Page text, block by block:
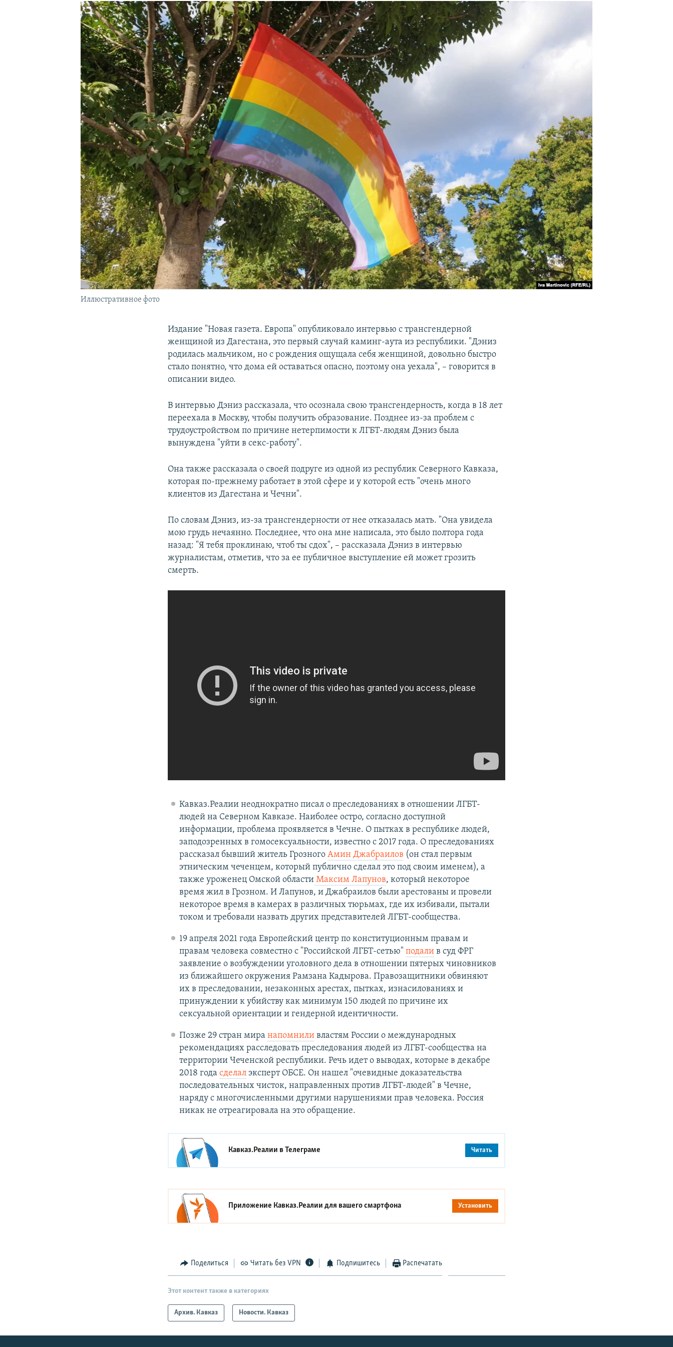
ПОДПИШИТЕСЬ НА РАССЫЛКУ
Иллюстративное фото
Издание "Новая газета. Европа" опубликовало интервью с трансгендерной
женщиной из Дагестана, это первый случай каминг-аута из республики. "Дэниз
родилась мальчиком, но с рождения ощущала себя женщиной, довольно быстро
стало понятно, что дома ей оставаться опасно, поэтому она уехала", – говорится в
описании видео.
В интервью Дэниз рассказала, что осознала свою трансгендерность, когда в 18 лет
переехала в Москву, чтобы получить образование. Позднее из-за проблем с
трудоустройством по причине нетерпимости к ЛГБТ-людям Дэниз была
вынуждена "уйти в секс-работу".
Она также рассказала о своей подруге из одной из республик Северного Кавказа,
которая по-прежнему работает в этой сфере и у которой есть "очень много
клиентов из Дагестана и Чечни".
По словам Дэниз, из-за трансгендерности от нее отказалась мать. "Она увидела
мою грудь нечаянно. Последнее, что она мне написала, это было полтора года
назад: "Я тебя проклинаю, чтоб ты сдох", – рассказала Дэниз в интервью
журналистам, отметив, что за ее публичное выступление ей может грозить
смерть.
Кавказ.Реалии неоднократно писал о преследованиях в отношении ЛГБТ-
людей на Северном Кавказе. Наиболее остро, согласно доступной
информации, проблема проявляется в Чечне. О пытках в республике людей,
заподозренных в гомосексуальности, известно с 2017 года. О преследованиях
рассказал бывший житель Грозного Амин Джабраилов (он стал первым
этническим чеченцем, который публично сделал это под своим именем), а
также уроженец Омской областиМаксим Лапунов, который некоторое
время жил в Грозном. И Лапунов, и Джабраилов были арестованы и провели
некоторое время в камерах в различных тюрьмах, где их избивали, пытали
током и требовали назвать других представителей ЛГБТ-сообщества.
19 апреля 2021 года Европейский центр по конституционным правам и
правам человека совместно с "Российской ЛГБТ-сетью" подалив суд ФРГ
заявление о возбуждении уголовного дела в отношении пятерых чиновников
из ближайшего окружения Рамзана Кадырова. Правозащитники обвиняют
их в преследовании, незаконных арестах, пытках, изнасилованиях и
принуждении к убийству как минимум 150 людей по причине их
сексуальной ориентации и гендерной идентичности.
Позже 29 стран мира напомниливластям России о международных
рекомендациях расследовать преследования людей из ЛГБТ-сообщества на
территории Чеченской республики. Речь идет о выводах, которые в декабре
2018 года сделалэксперт ОБСЕ. Он нашел "очевидные доказательства
последовательных чисток, направленных против ЛГБТ-людей" в Чечне,
наряду с многочисленными другими нарушениями прав человека. Россия
никак не отреагировала на это обращение.
Кавказ.Реалии вТелеграме Читать
Приложение Кавказ.Реалии для вашего смартфона Установить
Поделиться Читать без VPN Подпишитесь Распечатать
Этот контент также в категориях
Архив. Кавказ Новости. Кавказ